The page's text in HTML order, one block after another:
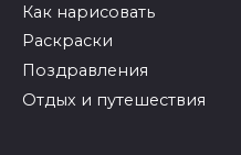
Как нарисовать
Раскраски
Поздравления
Отдых и путешествия